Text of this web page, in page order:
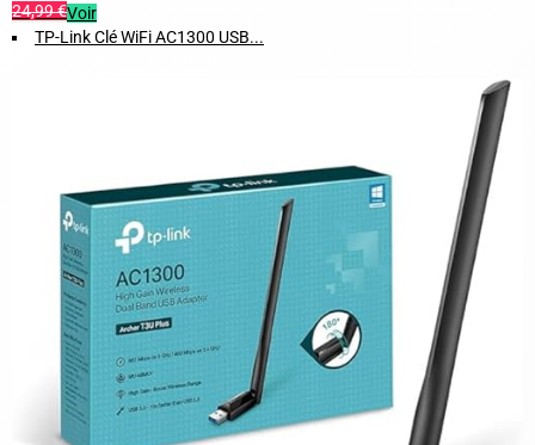
24,99 €Voir
TP-Link Clé WiFi AC1300 USB...